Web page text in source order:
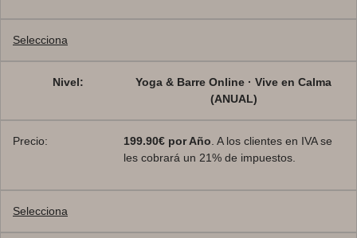
Selecciona
Yoga & Barre Online · Vive en Calma
(ANUAL)
199.90€ por Año . A los clientes en IVA se
les cobrará un 21% de impuestos.
Selecciona